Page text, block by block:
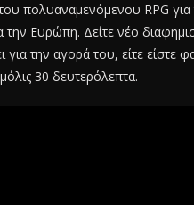
πολυαναμενόμενου RPG
Ευρώπη. Δείτε νέο
την αγορά του, είτε είστε
30 δευτερόλεπτα.